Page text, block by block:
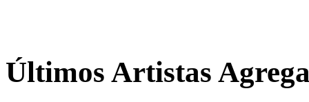
Últimos Artistas